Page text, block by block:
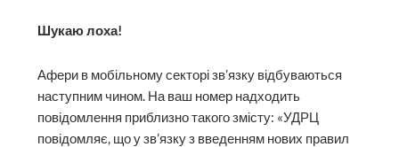
Шукаю лоха!
Афери в мобільному секторі зв’язку відбуваються
наступним чином. На ваш номер надходить
повідомлення приблизно такого змісту: «УДРЦ
повідомляє, що у зв’язку з введенням нових правил